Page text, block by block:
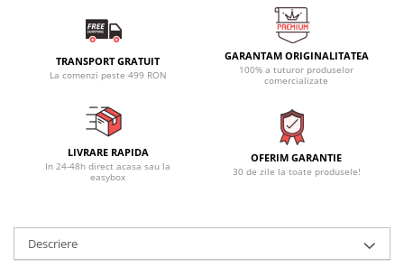
TRANSPORT GRATUIT
La comenzi peste 499 RON
GARANTAM ORIGINALITATEA
100% a tuturor produselor
comercializate
LIVRARE RAPIDA
In 24-48h direct acasa sau la
easybox
OFERIM GARANTIE
30 de zile la toate produsele!
Descriere